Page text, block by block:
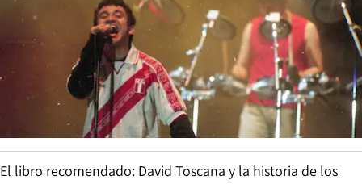
El libro recomendado: David Toscana y la historia de los